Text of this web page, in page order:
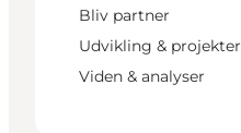
Bliv partner
Udvikling & projekter
Viden & analyser